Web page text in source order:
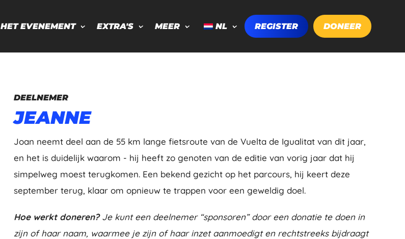
HET EVENEMENT EXTRA'S MEER NL REGISTER DONEER
DEELNEMER
JEANNE
Joan neemt deel aan de 55 km lange fietsroute van de Vuelta de Igualitat van dit jaar,
en het is duidelijk waarom - hij heeft zo genoten van de editie van vorig jaar dat hij
simpelweg moest terugkomen. Een bekend gezicht op het parcours, hij keert deze
september terug, klaar om opnieuw te trappen voor een geweldig doel.
Hoe werkt doneren?Je kunt een deelnemer “sponsoren” door een donatie te doen in
zijn of haar naam, waarmee je zijn of haar inzet aanmoedigt en rechtstreeks bijdraagt